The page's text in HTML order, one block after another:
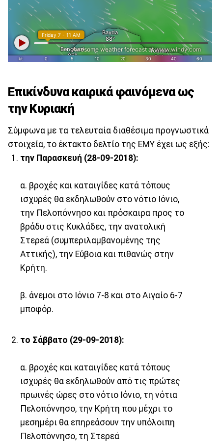
Επικίνδυνα καιρικά φαινόμενα ως
την Κυριακή
Σύμφωνα με τα τελευταία διαθέσιμα προγνωστικά
στοιχεία, το έκτακτο δελτίο της ΕΜΥ έχει ως εξής:
την Παρασκευή (28-09-2018):
α. βροχές και καταιγίδες κατά τόπους
ισχυρές θα εκδηλωθούν στο νότιο Ιόνιο,
την Πελοπόννησο και πρόσκαιρα προς το
βράδυ στις Κυκλάδες, την ανατολική
Στερεά (συμπεριλαμβανομένης της
Αττικής), την Εύβοια και πιθανώς στην
Κρήτη.
β. άνεμοι στο Ιόνιο 7-8 και στο Αιγαίο 6-7
μποφόρ.
το Σάββατο (29-09-2018):
α. βροχές και καταιγίδες κατά τόπους
ισχυρές θα εκδηλωθούν από τις πρώτες
πρωινές ώρες στο νότιο Ιόνιο, τη νότια
Πελοπόννησο, την Κρήτη που μέχρι το
μεσημέρι θα επηρεάσουν την υπόλοιπη
Πελοπόννησο, τη Στερεά